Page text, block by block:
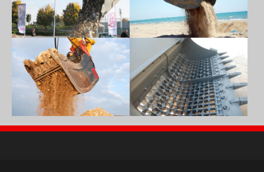
Show larger version Show larger version